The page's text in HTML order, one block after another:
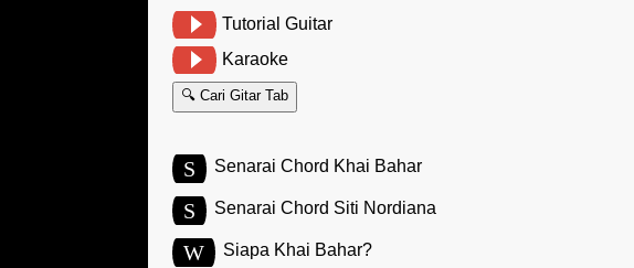
Tutorial Guitar
Karaoke
🔍 Cari Gitar Tab
S Senarai Chord Khai Bahar
S Senarai Chord Siti Nordiana
W Siapa Khai Bahar?